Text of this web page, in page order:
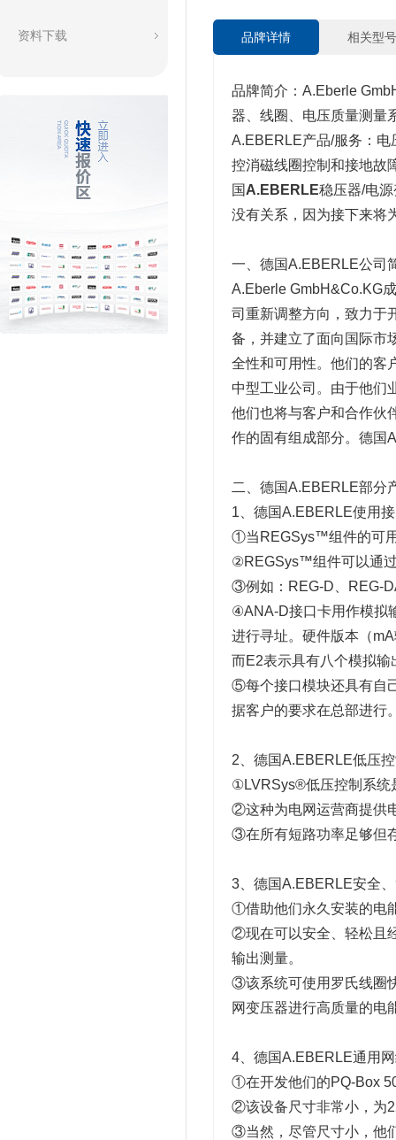
资料下载 品牌详情 相关型号
品牌简介：A.Eberle
器、线圈、电压质量测量
A.EBERLE产品/服务：电
控消磁线圈控制和接地故
国 A.EBERLE稳压器/电
没有关系，因为接下来将
一、德国A.EBERLE公司
A.Eberle GmbH&Co.KG
司重新调整方向，致力于
备，并建立了面向国际市
全性和可用性。他们的客
中型工业公司。由于他们
他们也将与客户和合作伙
作的固有组成部分。德国
二、德国A.EBERLE部分
1、德国A.EBERLE使用
①当REGSys™组件的可
②REGSys™组件可以通过
③例如：REG-D、REG-
④ANA-D接口卡用作模拟
进行寻址。硬件版本（
而E2表示具有八个模拟输
⑤每个接口模块还具有自
据客户的要求在总部进行
2、德国A.EBERLE低压
①LVRSys®低压控制系统
②这种为电网运营商提供
③在所有短路功率足够但
3、德国A.EBERLE安全
①借助他们永久安装的电
②现在可以安全、轻松且
输出测量。
③该系统可使用罗氏线圈
网变压器进行高质量的电
4、德国A.EBERLE通用
①在开发他们的PQ-Box
②该设备尺寸非常小，为
③当然，尽管尺寸小，他